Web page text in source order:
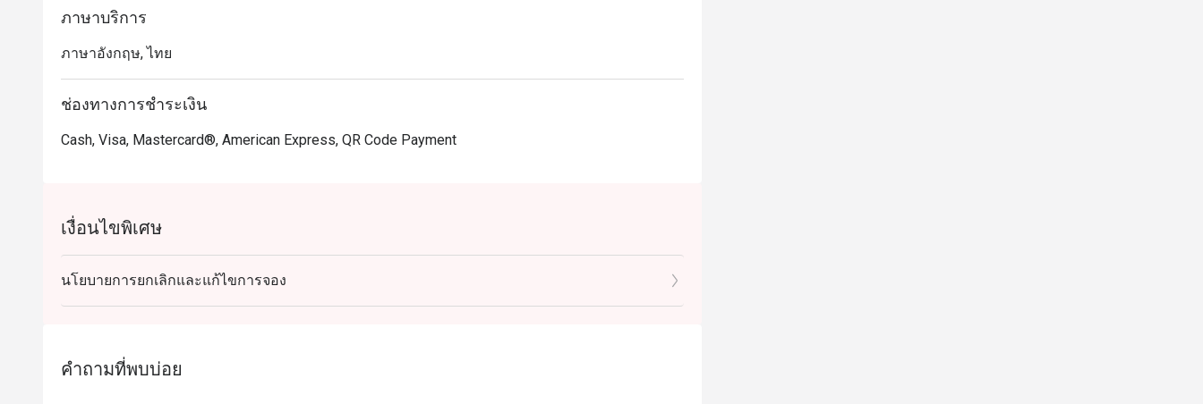
ภาษาบริการ
ภาษาอังกฤษ, ไทย
ช่องทางการชำระเงิน
Cash, Visa, Mastercard®, American Express, QR Code Payment
เงื่อนไขพิเศษ
นโยบายการยกเลิกและแก้ไขการจอง
คำถามที่พบบ่อย